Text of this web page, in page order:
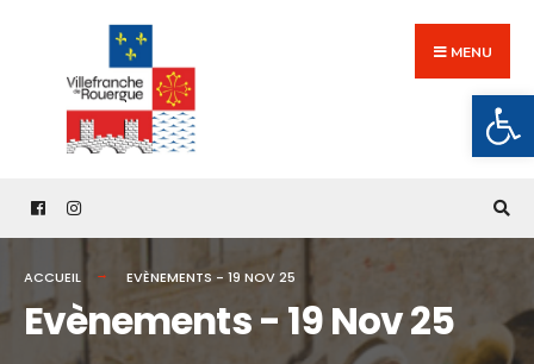
content
MENU
ACCUEIL EVÈNEMENTS - 19 NOV 25
Evènements - 19 Nov 25